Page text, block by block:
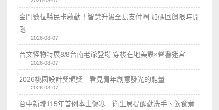
金門數位縣民卡啟動！智慧升級全島支付圈 加碼回饋限時開
跑
2026-08-07
台文怪物特展8/8台南老爺登場 穿梭在地美饌×聲響迷宮
2026-08-07
2026桃園設計獎頒獎 看見青年創意發光的能量
2026-08-07
台中新增115年首例本土傷寒 衛生局提醒勤洗手、飲食煮